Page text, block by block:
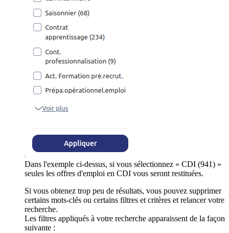
Dans l'exemple ci-dessus, si vous sélectionnez « CDI (941) »
seules les offres d'emploi en CDI vous seront restituées.
Si vous obtenez trop peu de résultats, vous pouvez supprimer
certains mots-clés ou certains filtres et critères et relancer votre
recherche.
Les filtres appliqués à votre recherche apparaissent de la façon
suivante :